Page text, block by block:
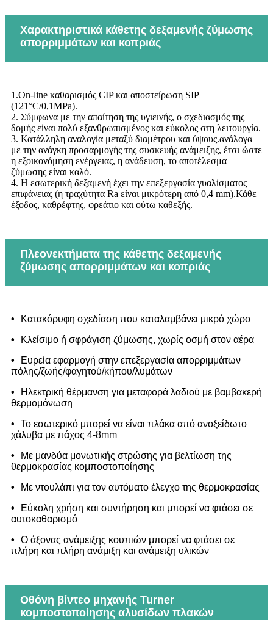
Χαρακτηριστικά κάθετης δεξαμενής ζύμωσης
απορριμμάτων και κοπριάς
1.On-line καθαρισμός CIP και αποστείρωση SIP
(121°C/0,1MPa).
2. Σύμφωνα με την απαίτηση της υγιεινής, ο σχεδιασμός της
δομής είναι πολύ εξανθρωπισμένος και εύκολος στη λειτουργία.
3. Κατάλληλη αναλογία μεταξύ διαμέτρου και ύψους.ανάλογα
με την ανάγκη προσαρμογής της συσκευής ανάμειξης, έτσι ώστε
η εξοικονόμηση ενέργειας, η ανάδευση, το αποτέλεσμα
ζύμωσης είναι καλό.
4. Η εσωτερική δεξαμενή έχει την επεξεργασία γυαλίσματος
επιφάνειας (η τραχύτητα Ra είναι μικρότερη από 0,4 mm).Κάθε
έξοδος, καθρέφτης, φρεάτιο και ούτω καθεξής.
Πλεονεκτήματα της κάθετης δεξαμενής
ζύμωσης απορριμμάτων και κοπριάς
•
Κατακόρυφη σχεδίαση που καταλαμβάνει μικρό χώρο
•
Κλείσιμο ή σφράγιση ζύμωσης, χωρίς οσμή στον αέρα
•
Ευρεία εφαρμογή στην επεξεργασία απορριμμάτων
πόλης/ζωής/φαγητού/κήπου/λυμάτων
•
Ηλεκτρική θέρμανση για μεταφορά λαδιού με βαμβακερή
θερμομόνωση
•
Το εσωτερικό μπορεί να είναι πλάκα από ανοξείδωτο
χάλυβα με πάχος 4-8mm
•
Με μανδύα μονωτικής στρώσης για βελτίωση της
θερμοκρασίας κομποστοποίησης
•
Με ντουλάπι για τον αυτόματο έλεγχο της θερμοκρασίας
•
Εύκολη χρήση και συντήρηση και μπορεί να φτάσει σε
αυτοκαθαρισμό
•
Ο άξονας ανάμειξης κουπιών μπορεί να φτάσει σε
πλήρη και πλήρη ανάμιξη και ανάμειξη υλικών
Οθόνη βίντεο μηχανής Turner
κομποστοποίησης αλυσίδων πλακών